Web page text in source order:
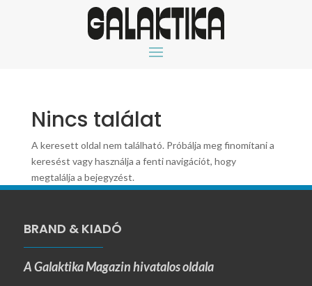
Nincs találat
A keresett oldal nem található. Próbálja meg finomítani a
keresést vagy használja a fenti navigációt, hogy
megtalálja a bejegyzést.
BRAND & KIADÓ
A Galaktika Magazin hivatalos oldala